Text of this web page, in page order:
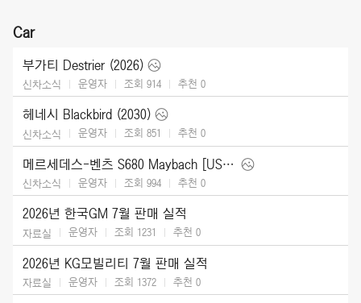
Car
부가티 Destrier (2026)
신차소식 운영자 조회 914 추천 0
헤네시 Blackbird (2030)
신차소식 운영자 조회 851 추천 0
메르세데스-벤츠 S680 Maybach [US] (2027)
신차소식 운영자 조회 994 추천 0
2026년 한국GM 7월 판매 실적
자료실 운영자 조회 1231 추천 0
2026년 KG모빌리티 7월 판매 실적
자료실 운영자 조회 1372 추천 0